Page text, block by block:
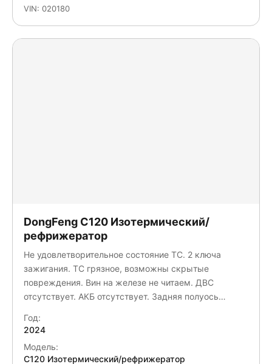
VIN: 020180
DongFeng C120 Изотермический/
рефрижератор
Не удовлетворительное состояние ТС. 2 ключа
зажигания. ТС грязное, возможны скрытые
повреждения. Вин на железе не читаем. ДВС
отсутствует. АКБ отсутствует. Задняя полуось
отсутствует. Боковое зеркало часть корпуса
царапины. Фара притертость, полировка. Лобовое
Год:
2024
Модель:
C120 Изотермический/рефрижератор